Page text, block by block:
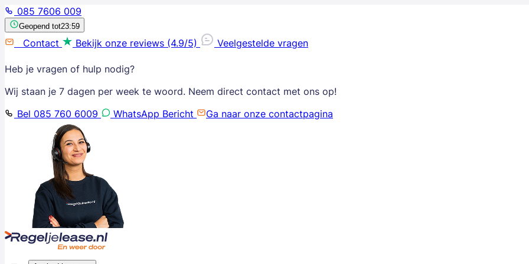
085 7606 009
Geopend tot23:59
Contact Bekijk onze reviews (4.9/5)
Veelgestelde vragen
Heb je vragen of hulp nodig?
Wij staan je 7 dagen per week te woord. Neem direct contact met ons op!
Bel 085 760 6009
WhatsApp Bericht Ga naar onze contactpagina